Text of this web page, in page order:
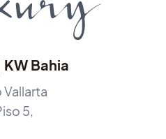
KW Bahia
Vallarta
5,